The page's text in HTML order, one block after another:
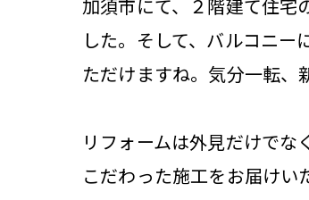
加須市にて、２階建て住宅
した。そして、バルコニ
ただけますね。気分一転、
リフォームは外見だけで
こだわった施工をお届け